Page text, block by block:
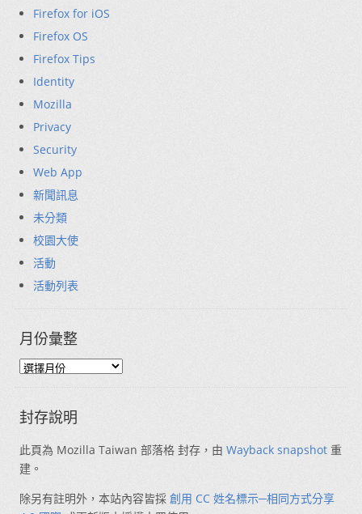
Firefox for iOS
Firefox OS
Firefox Tips
Identity
Mozilla
Privacy
Security
Web App
新聞訊息
未分類
校園大使
活動
活動列表
月份彙整
封存說明
此頁為 Mozilla Taiwan 部落格 封存，由 Wayback snapshot 重
建。
除另有註明外，本站內容皆採 創用 CC 姓名標示─相同方式分享